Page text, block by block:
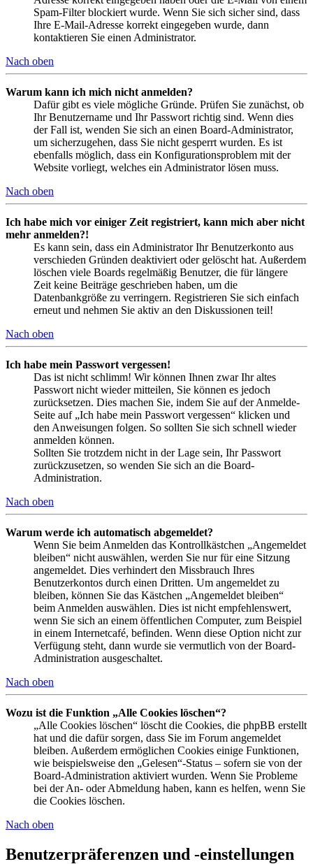
Spam-Filter blockiert wurde. Wenn Sie sich sicher sind, dass
Ihre E-Mail-Adresse korrekt eingegeben wurde, dann
kontaktieren Sie einen Administrator.
Nach oben
Warum kann ich mich nicht anmelden?
Dafür gibt es viele mögliche Gründe. Prüfen Sie zunächst, ob
Ihr Benutzername und Ihr Passwort richtig sind. Wenn dies
der Fall ist, wenden Sie sich an einen Board-Administrator,
um sicherzugehen, dass Sie nicht gesperrt wurden. Es ist
ebenfalls möglich, dass ein Konfigurationsproblem mit der
Website vorliegt, welches ein Administrator lösen muss.
Nach oben
Ich habe mich vor einiger Zeit registriert, kann mich aber nicht
mehr anmelden?!
Es kann sein, dass ein Administrator Ihr Benutzerkonto aus
verschieden Gründen deaktiviert oder gelöscht hat. Außerdem
löschen viele Boards regelmäßig Benutzer, die für längere
Zeit keine Beiträge geschrieben haben, um die
Datenbankgröße zu verringern. Registrieren Sie sich einfach
erneut und nehmen Sie aktiv an den Diskussionen teil!
Nach oben
Ich habe mein Passwort vergessen!
Das ist nicht schlimm! Wir können Ihnen zwar Ihr altes
Passwort nicht wieder mitteilen, Sie können es jedoch
zurücksetzen. Dies machen Sie, indem Sie auf der Anmelde-
Seite auf „Ich habe mein Passwort vergessen“ klicken und
den Anweisungen folgen. So sollten Sie sich schnell wieder
anmelden können.
Sollten Sie trotzdem nicht in der Lage sein, Ihr Passwort
zurückzusetzen, so wenden Sie sich an die Board-
Administration.
Nach oben
Warum werde ich automatisch abgemeldet?
Wenn Sie beim Anmelden das Kontrollkästchen „Angemeldet
bleiben“ nicht auswählen, werden Sie nur für eine Sitzung
angemeldet. Dies verhindert den Missbrauch Ihres
Benutzerkontos durch einen Dritten. Um angemeldet zu
bleiben, können Sie das Kästchen „Angemeldet bleiben“
beim Anmelden auswählen. Dies ist nicht empfehlenswert,
wenn Sie sich an einem öffentlichen Computer, zum Beispiel
in einem Internetcafé, befinden. Wenn diese Option nicht zur
Verfügung steht, dann wurde sie vermutlich von der Board-
Administration ausgeschaltet.
Nach oben
Wozu ist die Funktion „Alle Cookies löschen“?
„Alle Cookies löschen“ löscht die Cookies, die phpBB erstellt
hat und die dafür sorgen, dass Sie im Forum angemeldet
bleiben. Außerdem ermöglichen Cookies einige Funktionen,
wie beispielsweise den „Gelesen“-Status – sofern sie von der
Board-Administration aktiviert wurden. Wenn Sie Probleme
bei der An- oder Abmeldung haben, kann es helfen, wenn Sie
die Cookies löschen.
Nach oben
Benutzerpräferenzen und -einstellungen